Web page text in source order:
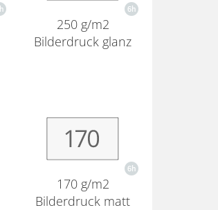
250 g/m2
Bilderdruck glanz
170 g/m2
Bilderdruck matt